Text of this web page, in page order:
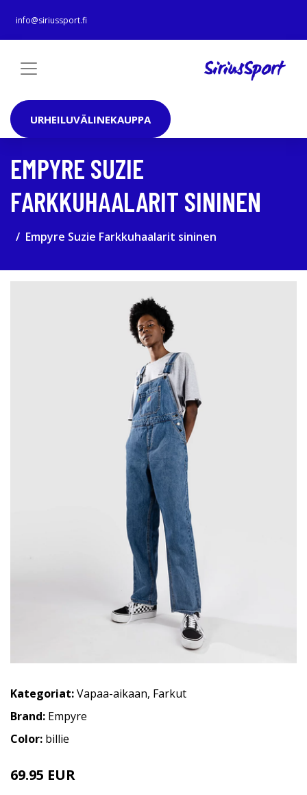
info@siriussport.fi
URHEILUVÄLINEKAUPPA
EMPYRE SUZIE
FARKKUHAALARIT SININEN
Empyre Suzie Farkkuhaalarit sininen
Kategoriat:Vapaa-aikaan, Farkut
Brand: Empyre
Color: billie
69.95 EUR